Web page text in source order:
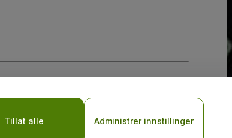
for personvern for mobil
Tillat alle Administrer innstillinger